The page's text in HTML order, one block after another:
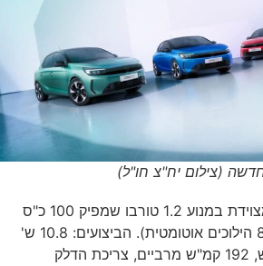
(צילום יח"צ חו"ל)
גרסת ה-EDITION מצוידת במנוע 1.2 טורבו שמפיק 100 כ"ס
ו-20.9 קג"מ (תיבת 8 הילוכים אוטומטית). הביצועים: 10.8 ש'
מעמידה ל-100 קמ"ש, 192 קמ"ש מרביים, צריכת הדלק